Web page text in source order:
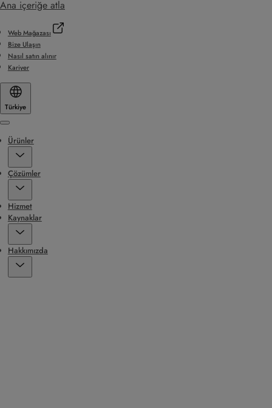
Ana içeriğe atla
Web Mağazası
Bize Ulaşın
Nasıl satın alınır
Kariyer
Türkiye
Menu
Ürünler
Çözümler
Hizmet
Kaynaklar
Hakkımızda